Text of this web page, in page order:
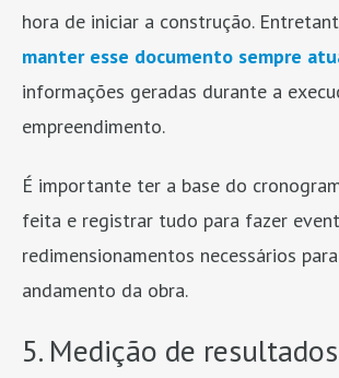
hora de iniciar a construção.
manter esse documento sempre
informações geradas durante a
empreendimento.
É importante ter a base do
feita e registrar tudo para fazer
redimensionamentos necessários
andamento da obra.
5. Medição de resultados